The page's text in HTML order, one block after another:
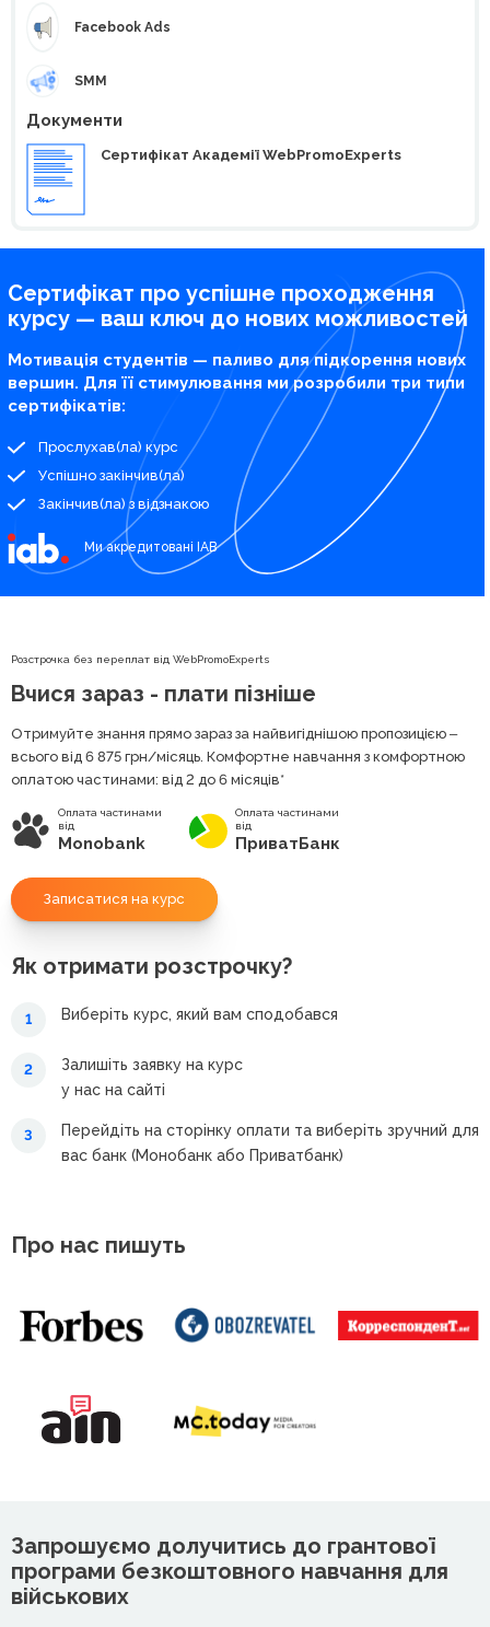
Facebook Ads
SMM
Документи
Сертифікат Академії WebPromoExperts
Сертифікат про успішне проходження
курсу — ваш ключ до нових можливостей
Мотивація студентів — паливо для підкорення нових
вершин. Для її стимулювання ми розробили три типи
сертифікатів:
Прослухав(ла) курс
Успішно закінчив(ла)
Закінчив(ла) з відзнакою
Ми акредитовані IAB
Розстрочка без переплат від WebPromoExperts
Вчися зараз - плати пізніше
Отримуйте знання прямо зараз за найвигіднішою пропозицією ‒
всього від 6 875 грн/місяць. Комфортне навчання з комфортною
оплатою частинами: від 2 до 6 місяців*
Оплата частинами
від
Monobank
Оплата частинами
від
ПриватБанк
Записатися на курс
Як отримати розстрочку?
1 Виберіть курс, який вам сподобався
2
Залишіть заявку на курс
у нас на сайті
3
Перейдіть на сторінку оплати та виберіть зручний для
вас банк (Монобанк або Приватбанк)
Про нас пишуть
Запрошуємо долучитись до грантової
програми безкоштовного навчання для
військових